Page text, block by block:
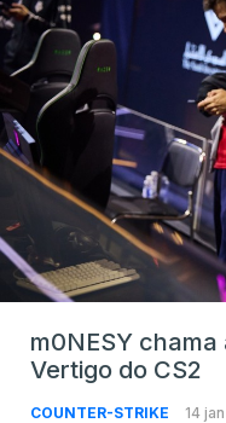
m0NESY
Vertigo do CS2
COUNTER-STRIKE 14